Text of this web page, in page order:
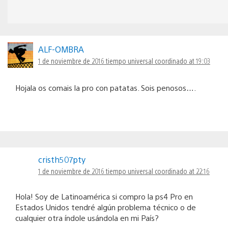
ALF-OMBRA
1 de noviembre de 2016 tiempo universal coordinado at 19:03
Hojala os comais la pro con patatas. Sois penosos….
cristh507pty
1 de noviembre de 2016 tiempo universal coordinado at 22:16
Hola! Soy de Latinoamérica si compro la ps4 Pro en
Estados Unidos tendré algún problema técnico o de
cualquier otra índole usándola en mi País?